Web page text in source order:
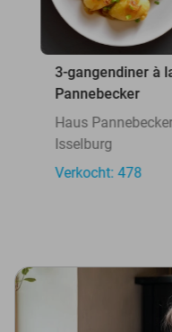
3-gangendiner à
Pannebecker
Haus
Isselburg
Verkocht: 478